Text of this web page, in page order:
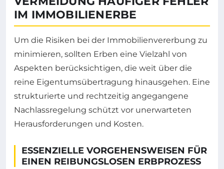
IM IMMOBILIENERBE
Um die Risiken bei der Immobilienvererbung zu
minimieren, sollten Erben eine Vielzahl von
Aspekten berücksichtigen, die weit über die
reine Eigentumsübertragung hinausgehen. Eine
strukturierte und rechtzeitig angegangene
Nachlassregelung schützt vor unerwarteten
Herausforderungen und Kosten.
ESSENZIELLE VORGEHENSWEISEN FÜR
EINEN REIBUNGSLOSEN ERBPROZESS